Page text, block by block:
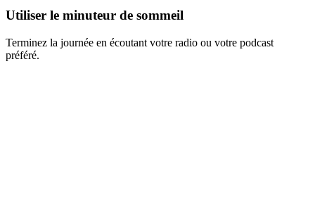
Utiliser le minuteur de sommeil
Terminez la journée en écoutant votre radio ou votre podcast
préféré.